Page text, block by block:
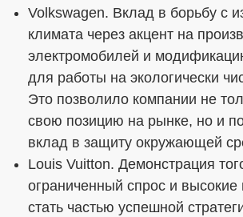
Volkswagen. Вклад в борьбу с
климата через акцент на
электромобилей и
для работы на экологически
Это позволило компании не
свою позицию на рынке, но и
вклад в защиту окружающей
Louis Vuitton. Демонстрация
ограниченный спрос и высокие
стать частью успешной